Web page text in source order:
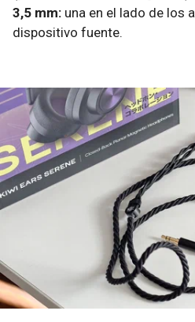
3,5 mm: una en el lado de los
dispositivo fuente.